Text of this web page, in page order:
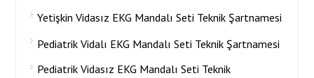
Yetişkin Vidasız EKG Mandalı Seti Teknik Şartnamesi
Pediatrik Vidalı EKG Mandalı Seti Teknik Şartnamesi
Pediatrik Vidasız EKG Mandalı Seti Teknik